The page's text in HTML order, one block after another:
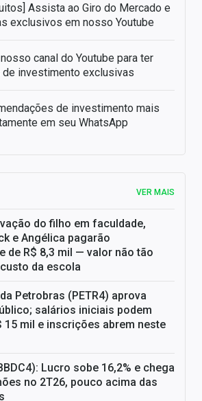
Assista ao Giro do Mercado e
exclusivos em nosso Youtube
canal do Youtube para ter
investimento exclusivas
de investimento mais
em seu WhatsApp
VER MAIS
do filho em faculdade,
e Angélica pagarão
de R$ 8,3 mil — valor não tão
da escola
Petrobras (PETR4) aprova
salários iniciais podem
15 mil e inscrições abrem neste
Lucro sobe 16,2% e chega
no 2T26, pouco acima das